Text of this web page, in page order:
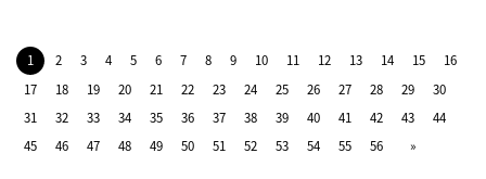
1 2 3 4 5 6 7 8 9 10 11 12 13 14 15
16
17
18 19 20 21 22 23 24 25 26 27 28 29
30
31
32 33 34 35 36 37 38 39 40 41 42 43
44
45
46 47 48 49 50 51 52 53 54 55 56